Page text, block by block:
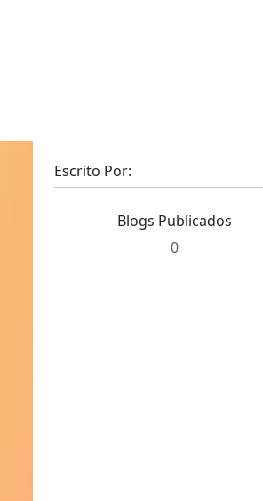
Escrito Por:
Blogs Publicados
0